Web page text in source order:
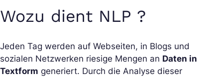
Wozu dient NLP ?
Jeden Tag werden auf Webseiten, in Blogs und
sozialen Netzwerken riesige Mengen an Daten in
Textform generiert. Durch die Analyse dieser